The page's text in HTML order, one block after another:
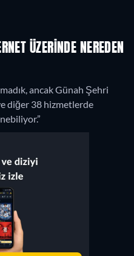
ÜZERINDE NEREDEN
ancak Günah Şehri
diğer 38 hizmetlerde